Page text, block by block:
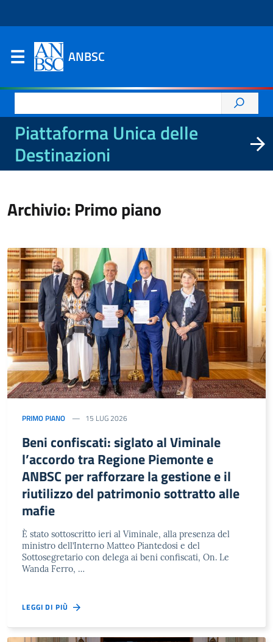
ANBSC
per:
Piattaforma Unica delle
Destinazioni
Archivio: Primo piano
PRIMO PIANO 15 LUG 2026
Beni confiscati: siglato al Viminale
l’accordo tra Regione Piemonte e
ANBSC per rafforzare la gestione e il
riutilizzo del patrimonio sottratto alle
mafie
È stato sottoscritto ieri al Viminale, alla presenza del
ministro dell’Interno Matteo Piantedosi e del
Sottosegretario con delega ai beni confiscati, On. Le
Wanda Ferro, …
LEGGI DI PIÙ